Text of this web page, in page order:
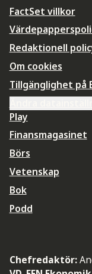
FactSet villkor
Redaktionell
Om cookies
Tillgänglighet på
Play
Finansmagasinet
Börs
Vetenskap
Bok
Podd
Chefredaktör: